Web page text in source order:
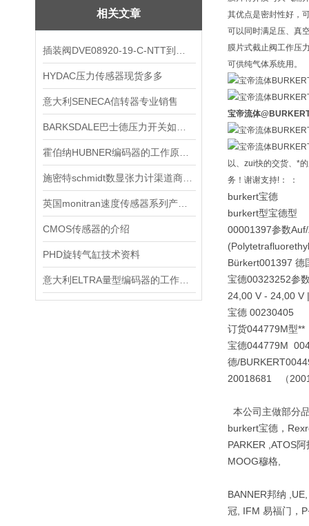
相关文章
HYDAC压力传感器现货多多
意大利SENECA信转器专业销售
CMOS传感器的介绍
PHD旋转气缸技术资料
其优点是密封性好，
可以同时满足压、真
膜片式截止阀工作压
可供纯气体系统用。
宝帝流体
以、zui快的交货、*
务！谢谢支持!： ：
burkert宝德
burkert型宝德型
00001397参数
Bürkert001397
宝德00323252参
24,00 V - 24,00 V
宝德 00230405
订货044779M型**
宝德044779M
德/BURKERT
20018681 （
本公司主做部分
burkert宝德，
PARKER ,ATOS
MOOG穆格,
BANNER邦纳
冠, IFM 易福门，